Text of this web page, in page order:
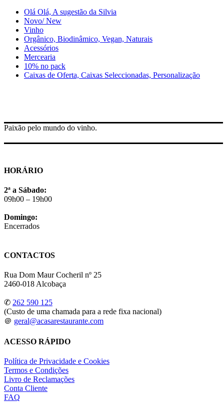
Olá Olá, A sugestão da Silvia
Novo/ New
Vinho
Orgânico, Biodinâmico, Vegan, Naturais
Acessórios
Mercearia
10% no pack
Caixas de Oferta, Caixas Seleccionadas, Personalização
Paixão pelo mundo do vinho.
HORÁRIO
2ª a Sábado:
09h00 – 19h00
Domingo:
Encerrados
CONTACTOS
Rua Dom Maur Cocheril nº 25
2460-018 Alcobaça
✆ 262 590 125
(Custo de uma chamada para a rede fixa nacional)
＠ geral@acasarestaurante.com
ACESSO RÁPIDO
Política de Privacidade e Cookies
Termos e Condições
Livro de Reclamações
Conta Cliente
FAQ